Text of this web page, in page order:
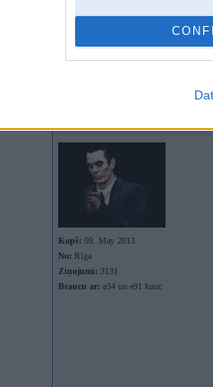
Kopš: 09. May 2013
No: Rīga
Ziņojumi: 3131
Braucu ar: e34 un e91 kuuc